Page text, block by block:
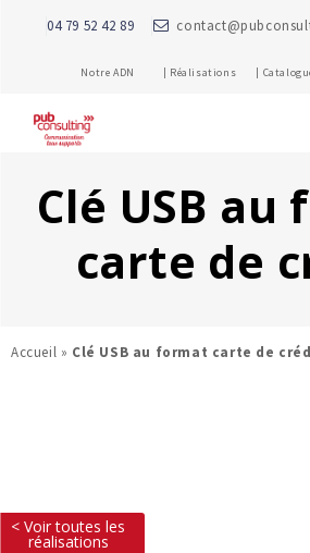
04 79 52 42 89
Notre ADN | Réalisations |
Clé USB
carte de
Accueil » Clé USB au format carte de
< Voir toutes les
réalisations